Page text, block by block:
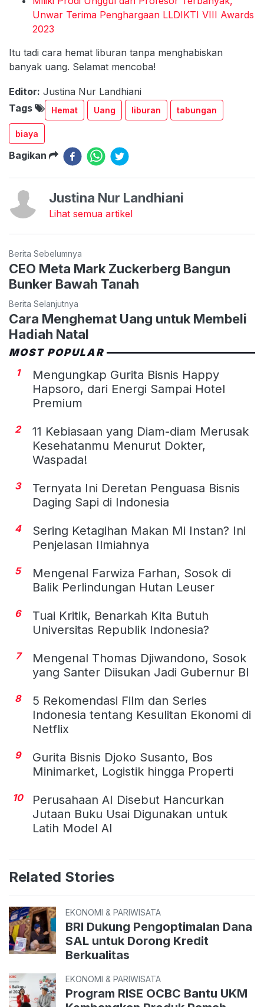
Unwar Terima Penghargaan LLDIKTI VIII Awards
2023
Itu tadi cara hemat liburan tanpa menghabiskan
banyak uang. Selamat mencoba!
Editor: Justina Nur Landhiani
Tags
Hemat Uang liburan tabungan
biaya
Bagikan
Justina Nur Landhiani
Lihat semua artikel
Berita Sebelumnya
CEO Meta Mark Zuckerberg Bangun
Bunker Bawah Tanah
Berita Selanjutnya
Cara Menghemat Uang untuk Membeli
Hadiah Natal
MOST POPULAR
1
Mengungkap Gurita Bisnis Happy
Hapsoro, dari Energi Sampai Hotel
Premium
2
11 Kebiasaan yang Diam-diam Merusak
Kesehatanmu Menurut Dokter,
Waspada!
3
Ternyata Ini Deretan Penguasa Bisnis
Daging Sapi di Indonesia
4
Sering Ketagihan Makan Mi Instan? Ini
Penjelasan Ilmiahnya
5
Mengenal Farwiza Farhan, Sosok di
Balik Perlindungan Hutan Leuser
6
Tuai Kritik, Benarkah Kita Butuh
Universitas Republik Indonesia?
7
Mengenal Thomas Djiwandono, Sosok
yang Santer Diisukan Jadi Gubernur BI
8
5 Rekomendasi Film dan Series
Indonesia tentang Kesulitan Ekonomi di
Netflix
9
Gurita Bisnis Djoko Susanto, Bos
Minimarket, Logistik hingga Properti
10
Perusahaan AI Disebut Hancurkan
Jutaan Buku Usai Digunakan untuk
Latih Model AI
Related Stories
EKONOMI & PARIWISATA
BRI Dukung Pengoptimalan Dana
SAL untuk Dorong Kredit
Berkualitas
EKONOMI & PARIWISATA
Program RISE OCBC Bantu UKM